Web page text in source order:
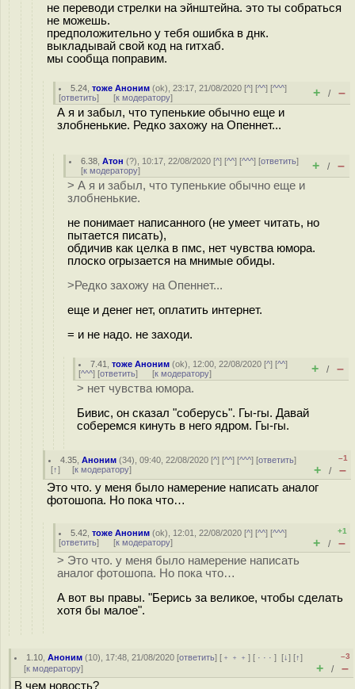
не переводи стрелки на эйнштейна. это ты собраться
не можешь.
предположительно у тебя ошибка в днк.
выкладывай свой код на гитхаб.
мы сообща поправим.
5.24 ,тоже Аноним (ok), 23:17, 21/08/2020 [^] [^^] [^^^]
[ответить] [к модератору] + / –
А я и забыл, что тупенькие обычно еще и
злобненькие. Редко захожу на Опеннет...
6.38 ,Атон (?), 10:17, 22/08/2020 [^] [^^] [^^^] [ответить]
[к модератору] + / –
> А я и забыл, что тупенькие обычно еще и
злобненькие.
не понимает написанного (не умеет читать, но
пытается писать),
обдичив как целка в пмс, нет чувства юмора.
плоско огрызается на мнимые обиды.
>Редко захожу на Опеннет...
еще и денег нет, оплатить интернет.
= и не надо. не заходи.
7.41 ,тоже Аноним (ok), 12:00, 22/08/2020 [^] [^^]
[^^^] [ответить] [к модератору] + / –
> нет чувства юмора.
Бивис, он сказал "соберусь". Гы-гы. Давай
соберемся кинуть в него ядром. Гы-гы.
4.35 ,Аноним (34), 09:40, 22/08/2020 [^] [^^] [^^^] [ответить]
[↑] [к модератору]
–1
+ / –
Это что. у меня было намерение написать аналог
фотошопа. Но пока что…
5.42 ,тоже Аноним (ok), 12:01, 22/08/2020 [^] [^^] [^^^]
[ответить] [к модератору]
+1
+ / –
> Это что. у меня было намерение написать
аналог фотошопа. Но пока что…
А вот вы правы. "Берись за великое, чтобы сделать
хотя бы малое".
1.10 ,Аноним (10), 17:48, 21/08/2020 [ответить] [ ﹢﹢﹢] [ · · ·][↓] [↑]
[к модератору]
–3
+ / –
В чем новость?